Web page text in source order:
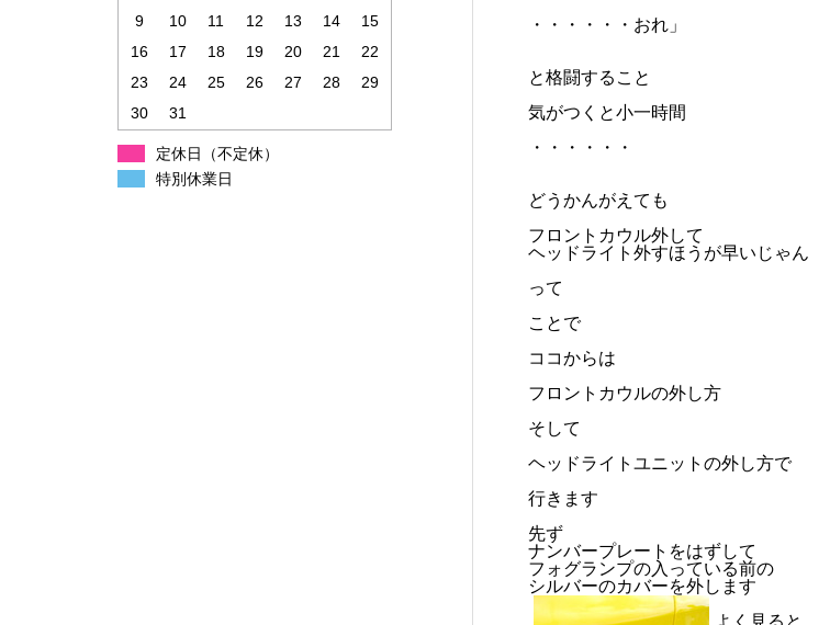
・・・・・・おれ」
と格闘すること
気がつくと小一時間
・・・・・・
どうかんがえても
フロントカウル外して
ヘッドライト外すほうが早いじゃん
って
ことで
ココからは
フロントカウルの外し方
そして
ヘッドライトユニットの外し方で
行きます
先ず
ナンバープレートをはずして
フォグランプの入っている前の
シルバーのカバーを外します
よく見ると
9
10 11 12 13 14
15
16
17 18 19 20 21
22
23
24 25 26 27 28
29
30
31
定休日（不定休）
特別休業日